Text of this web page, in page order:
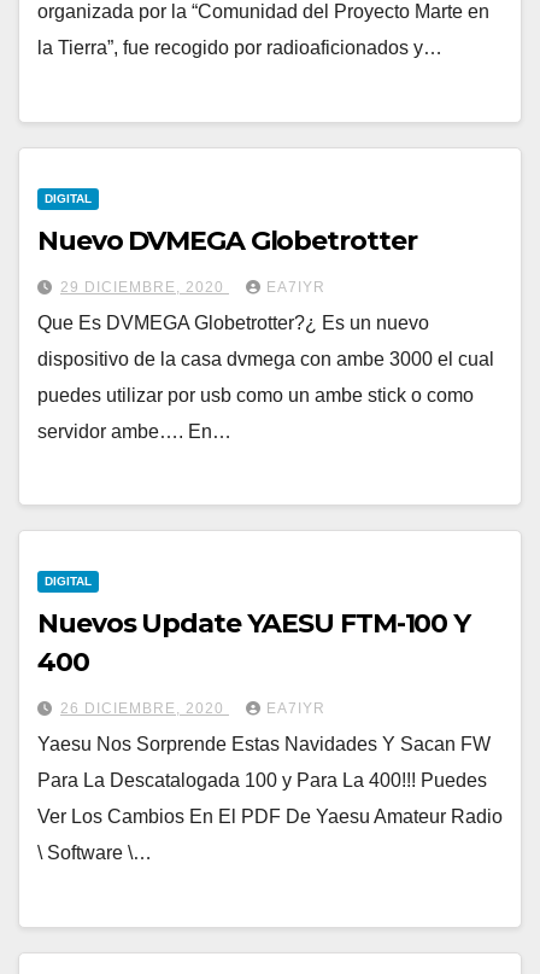
organizada por la “Comunidad del Proyecto Marte en
la Tierra”, fue recogido por radioaficionados y…
DIGITAL
Nuevo DVMEGA Globetrotter
29 DICIEMBRE, 2020 EA7IYR
Que Es DVMEGA Globetrotter?¿ Es un nuevo
dispositivo de la casa dvmega con ambe 3000 el cual
puedes utilizar por usb como un ambe stick o como
servidor ambe…. En…
DIGITAL
Nuevos Update YAESU FTM-100 Y
400
26 DICIEMBRE, 2020 EA7IYR
Yaesu Nos Sorprende Estas Navidades Y Sacan FW
Para La Descatalogada 100 y Para La 400!!! Puedes
Ver Los Cambios En El PDF De Yaesu Amateur Radio
\ Software \…